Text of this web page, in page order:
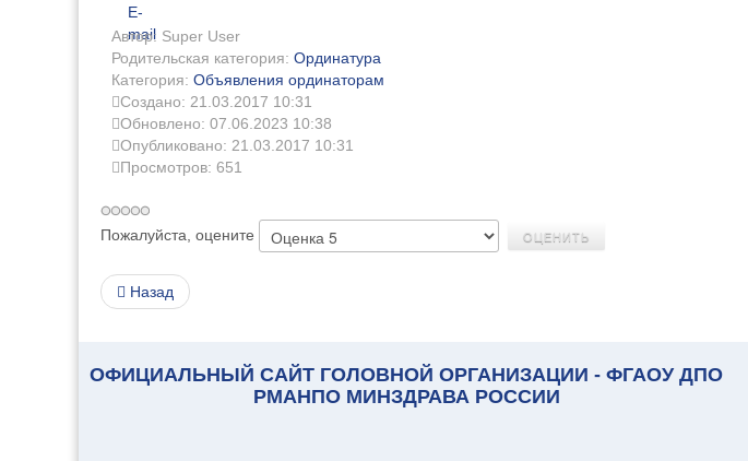
E-
mail
Автор: Super User
Родительская категория: Ординатура
Категория: Объявления ординаторам
Создано: 21.03.2017 10:31
Обновлено: 07.06.2023 10:38
Опубликовано: 21.03.2017 10:31
Просмотров: 651
Пожалуйста, оцените
Назад
ОФИЦИАЛЬНЫЙ САЙТ ГОЛОВНОЙ ОРГАНИЗАЦИИ - ФГАОУ ДПО
РМАНПО МИНЗДРАВА РОССИИ